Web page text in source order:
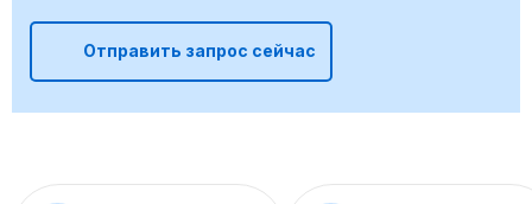
Отправить запрос сейчас